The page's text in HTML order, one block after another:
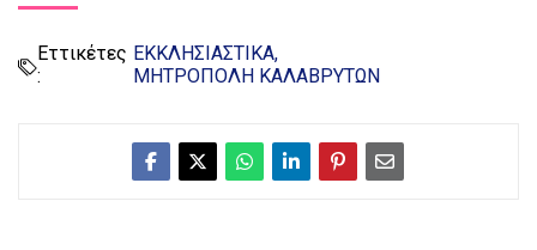
Εττικέτες
:
ΕΚΚΛΗΣΙΑΣΤΙΚΑ
ΜΗΤΡΟΠΟΛΗ ΚΑΛΑΒΡΥΤΩΝ